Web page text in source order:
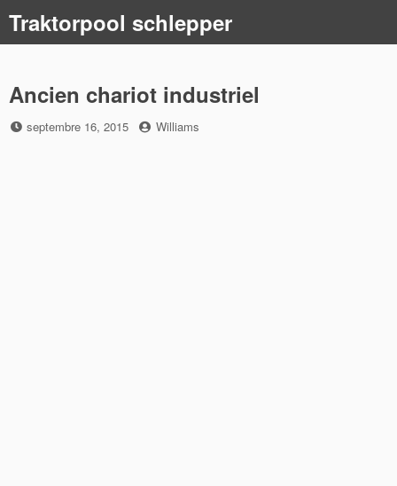
content
Traktorpool schlepper
Ancien chariot industriel
Posted
septembre 16, 2015 by
Williams